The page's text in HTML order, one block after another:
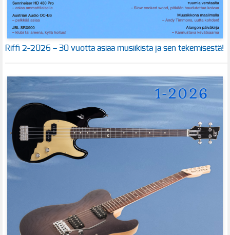
Riffi 2-2026 – 30 vuotta asiaa musiikista ja sen tekemisestä!